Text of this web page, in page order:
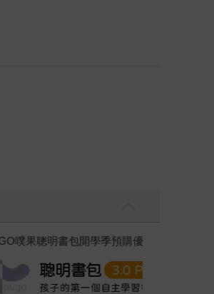
年度上學期：早鳥優惠活動、2026/8/23前